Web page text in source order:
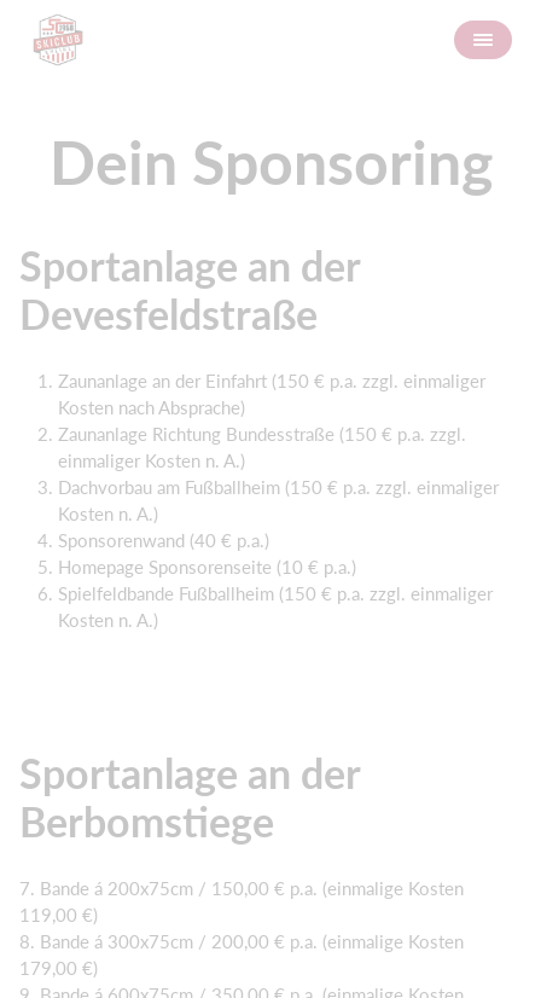
Dein Sponsoring
Sportanlage an der
Devesfeldstraße
Zaunanlage an der Einfahrt (150 € p.a. zzgl. einmaliger
Kosten nach Absprache)
Zaunanlage Richtung Bundesstraße (150 € p.a. zzgl.
einmaliger Kosten n. A.)
Dachvorbau am Fußballheim (150 € p.a. zzgl. einmaliger
Kosten n. A.)
Sponsorenwand (40 € p.a.)
Homepage Sponsorenseite (10 € p.a.)
Spielfeldbande Fußballheim (150 € p.a. zzgl. einmaliger
Kosten n. A.)
Sportanlage an der
Berbomstiege
7. Bande á 200x75cm / 150,00 € p.a. (einmalige Kosten
119,00 €)
8. Bande á 300x75cm / 200,00 € p.a. (einmalige Kosten
179,00 €)